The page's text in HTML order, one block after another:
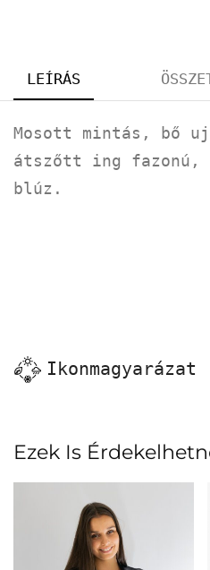
LEÍRÁS
Mosott mintás, bő
átszőtt ing fazonú,
blúz.
Ikonmagyarázat
Ezek Is